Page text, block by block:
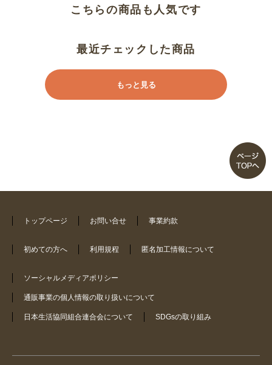
ラクなのにきれい見え の通り
マルチテック大好き
買い替え注意！２０２４の前作と
幅が違います！
カタログで見た感じより高く見え
ます。
こちらの商品も人気です
最近チェックした商品
もっと見る
トップページ お問い合せ 事業約款
初めての方へ 利用規程 匿名加工情報について
ソーシャルメディアポリシー
通販事業の個人情報の取り扱いについて
日本生活協同組合連合会について SDGsの取り組み